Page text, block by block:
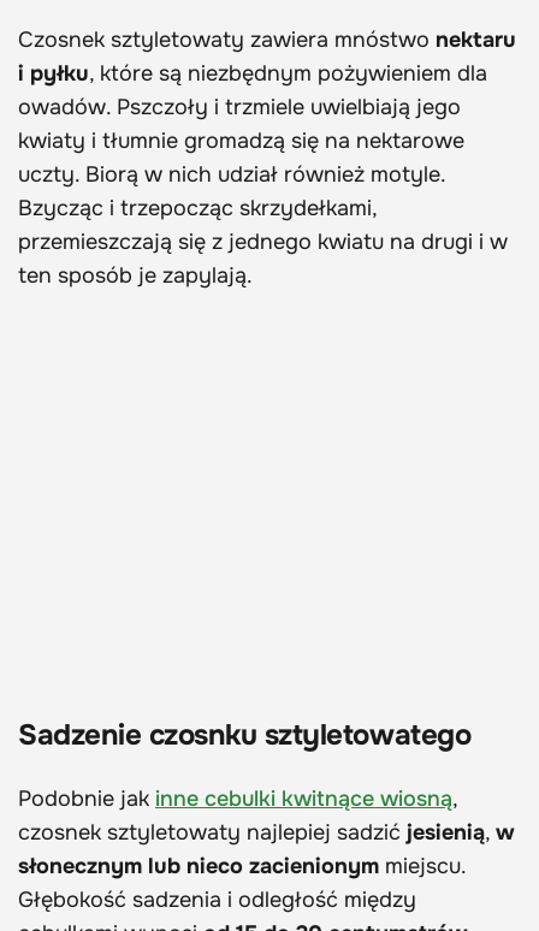
Czosnek sztyletowaty zawiera mnóstwo nektaru
i pyłku, które są niezbędnym pożywieniem dla
owadów. Pszczoły i trzmiele uwielbiają jego
kwiaty i tłumnie gromadzą się na nektarowe
uczty. Biorą w nich udział również motyle.
Bzycząc i trzepocząc skrzydełkami,
przemieszczają się z jednego kwiatu na drugi i w
ten sposób je zapylają.
Sadzenie czosnku sztyletowatego
Podobnie jak inne cebulki kwitnące wiosną,
czosnek sztyletowaty najlepiej sadzić jesienią, w
słonecznym lub nieco zacienionym miejscu.
Głębokość sadzenia i odległość między